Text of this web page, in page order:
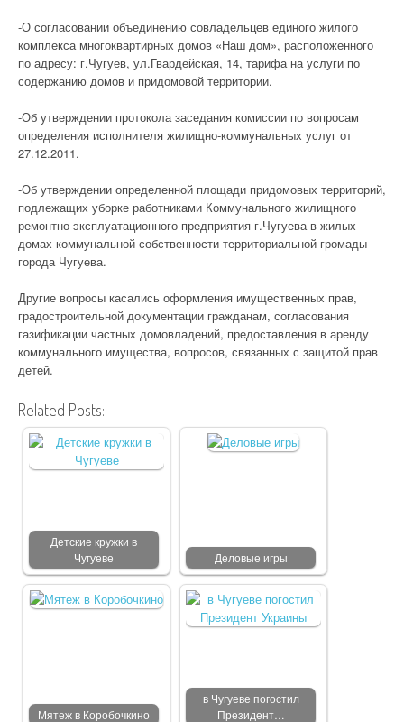
-О согласовании объединению совладельцев единого жилого
комплекса многоквартирных домов «Наш дом», расположенного
по адресу: г.Чугуев, ул.Гвардейская, 14, тарифа на услуги по
содержанию домов и придомовой территории.
-Об утверждении протокола заседания комиссии по вопросам
определения исполнителя жилищно-коммунальных услуг от
27.12.2011.
-Об утверждении определенной площади придомовых территорий,
подлежащих уборке работниками Коммунального жилищного
ремонтно-эксплуатационного предприятия г.Чугуева в жилых
домах коммунальной собственности территориальной громады
города Чугуева.
Другие вопросы касались оформления имущественных прав,
градостроительной документации гражданам, согласования
газификации частных домовладений, предоставления в аренду
коммунального имущества, вопросов, связанных с защитой прав
детей.
Related Posts:
Детские кружки в
Чугуеве
Деловые игры
Мятеж в Коробочкино
в Чугуеве погостил
Президент…